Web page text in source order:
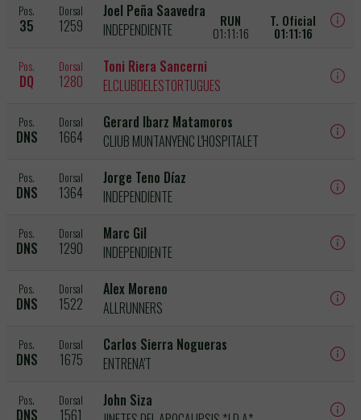
Pos.
35
Dorsal
1259
Joel Peña Saavedra
INDEPENDIENTE
RUN
01:11:16
T. Oficial
01:11:16
Pos.
DQ
Dorsal
1280
Toni Riera Sancerni
ELCLUBDELESTORTUGUES
Pos.
DNS
Dorsal
1664
Gerard Ibarz Matamoros
CLIUB MUNTANYENC L'HOSPITALET
Pos.
DNS
Dorsal
1364
Jorge Teno Díaz
INDEPENDIENTE
Pos.
DNS
Dorsal
1290
Marc Gil
INDEPENDIENTE
Pos.
DNS
Dorsal
1522
Alex Moreno
ALLRUNNERS
Pos.
DNS
Dorsal
1675
Carlos Sierra Nogueras
ENTRENA'T
Pos.
DNS
Dorsal
1561
John Siza